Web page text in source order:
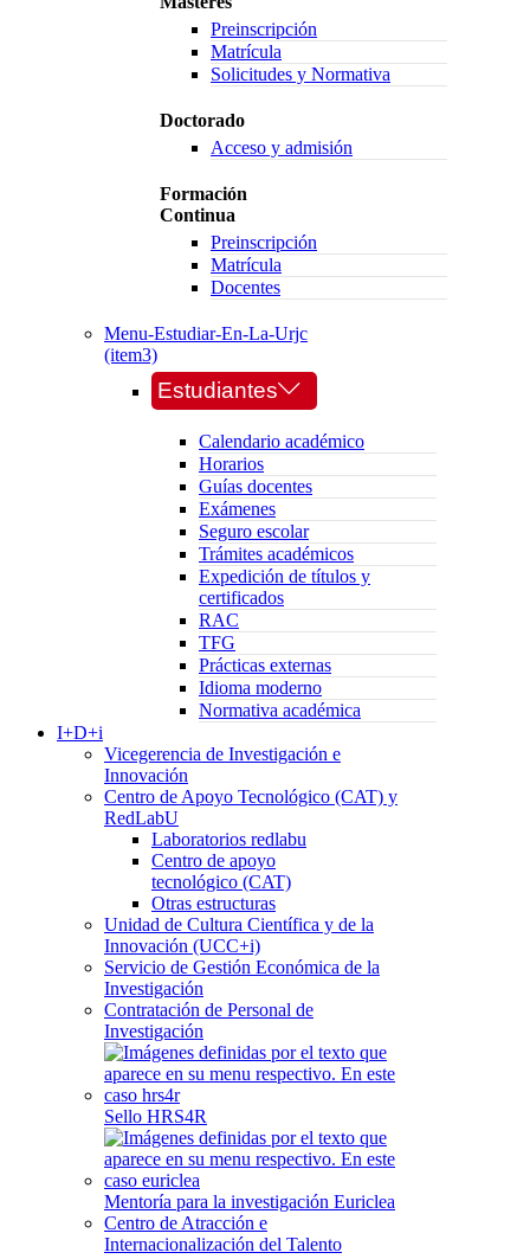
Preinscripción
Matrícula
Solicitudes y Normativa
Doctorado
Acceso y admisión
Formación
Continua
Preinscripción
Matrícula
Docentes
Menu-Estudiar-En-La-Urjc
(item3)
Estudiantes
Calendario académico
Horarios
Guías docentes
Exámenes
Seguro escolar
Trámites académicos
Expedición de títulos y
certificados
RAC
TFG
Prácticas externas
Idioma moderno
Normativa académica
I+D+i
Vicegerencia de Investigación e
Innovación
Centro de Apoyo Tecnológico (CAT) y
RedLabU
Laboratorios redlabu
Centro de apoyo
tecnológico (CAT)
Otras estructuras
Unidad de Cultura Científica y de la
Innovación (UCC+i)
Servicio de Gestión Económica de la
Investigación
Contratación de Personal de
Investigación
Sello HRS4R
Mentoría para la investigación Euriclea
Centro de Atracción e
Internacionalización del Talento